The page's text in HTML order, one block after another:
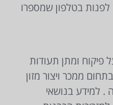
לפנות בטלפון שמספרו
פיקוח ומתן תעודות
ממכר ויצור מזון
. למידע בנושאי